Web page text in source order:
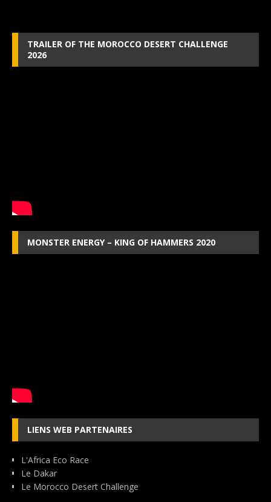
TRAILER OF THE MOROCCO DESERT CHALLENGE
2026
MONSTER ENERGY – KING OF HAMMERS 2020
LIENS WEB PARTENAIRES
L'Africa Eco Race
Le Dakar
Le Morocco Desert Challenge